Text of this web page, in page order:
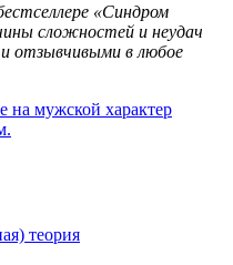
«Синдром
сложностей и неудач
отзывчивыми в любое
на мужской характер
теория